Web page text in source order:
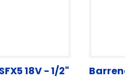
18V - 1/2"